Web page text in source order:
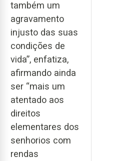
também um
agravamento
injusto das suas
condições de
vida”, enfatiza,
afirmando ainda
ser “mais um
atentado aos
direitos
elementares dos
senhorios com
rendas